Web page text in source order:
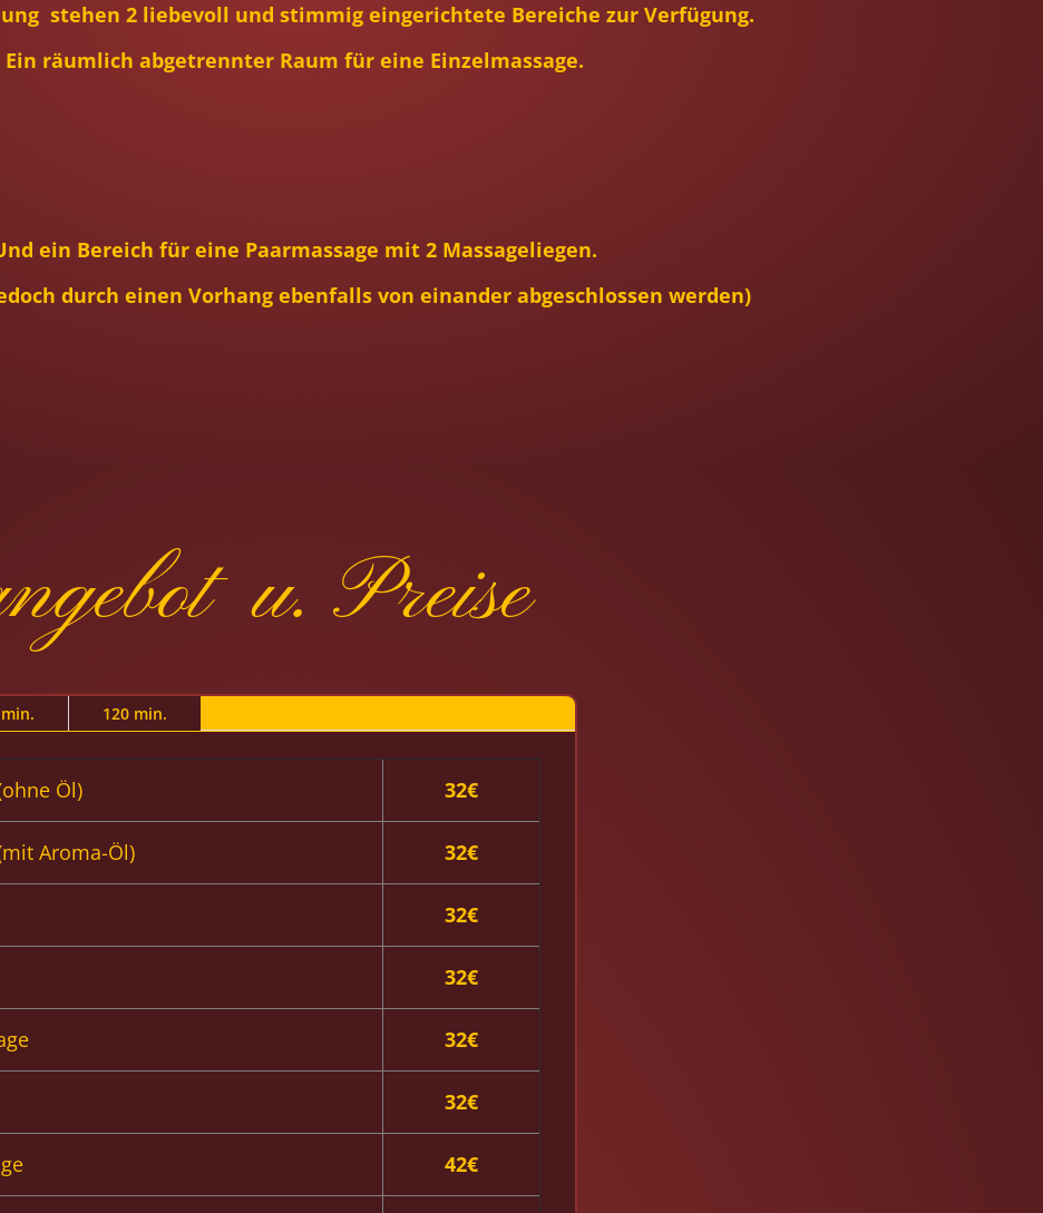
stehen 2 liebevoll und stimmig eingerichtete Bereiche zur Verfügung.
Ein räumlich abgetrennter Raum für eine Einzelmassage.
ein Bereich für eine Paarmassage mit 2 Massageliegen.
durch einen Vorhang ebenfalls von einander abgeschlossen werden)
u. Preise
120 min.
Öl) 32€
Aroma-Öl) 32€
32€
32€
32€
32€
42€